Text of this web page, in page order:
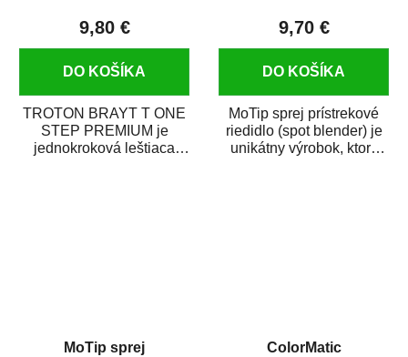
9,80 €
DO KOŠÍKA
TROTON BRAYT T ONE
STEP PREMIUM je
jednokroková leštiaca
9,70 €
DO KOŠÍKA
MoTip sprej prístrekové
riedidlo (spot blender) je
unikátny výrobok, ktorý
MoTip sprej
ColorMatic